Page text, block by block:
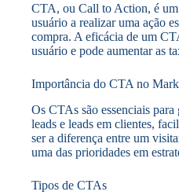
CTA, ou Call to Action, é um
usuário a realizar uma ação
compra. A eficácia de um
usuário e pode aumentar as
Importância do CTA no
Os CTAs são essenciais
leads e leads em clientes,
ser a diferença entre um
uma das prioridades em
Tipos de CTAs